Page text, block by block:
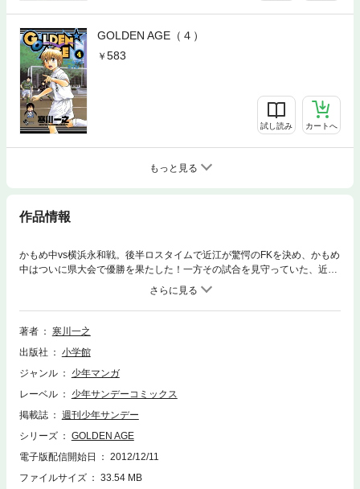
GOLDEN AGE（４）
583
試し読み カートへ
もっと見る
作品情報
かもめ中vs横浜永和戦。後半ロスタイムで近江が驚愕のFKを決め、かもめ
中はついに県大会で優勝を果たした！一方その試合を見守っていた、近江
の父で現役サッカー日本代表・秋月のもとに、ひとりの少年が話しかけ
る。「2年後、代表で史上最高のコンビプレーをしましょう」と豪語する1
4歳の少年…いったい何者？
著者
寒川一之
出版社
小学館
ジャンル
少年マンガ
レーベル
少年サンデーコミックス
掲載誌
週刊少年サンデー
シリーズ
GOLDEN AGE
電子版配信開始日
2012/12/11
ファイルサイズ
33.54 MB